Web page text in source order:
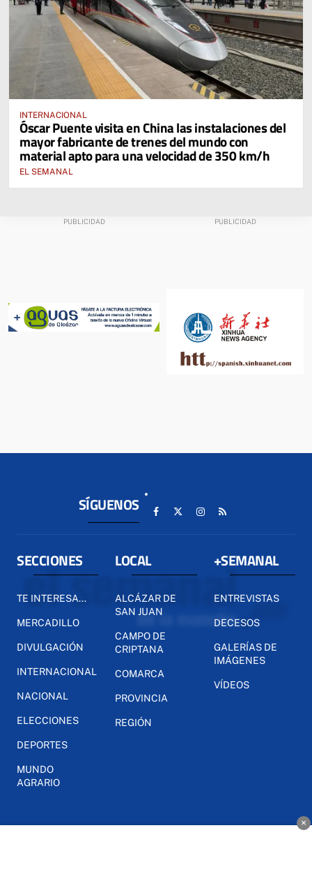
INTERNACIONAL
Óscar Puente visita en China las instalaciones del
mayor fabricante de trenes del mundo con
material apto para una velocidad de 350 km/h
EL SEMANAL
SÍGUENOS
SECCIONES
TE INTERESA...
MERCADILLO
DIVULGACIÓN
INTERNACIONAL
NACIONAL
ELECCIONES
DEPORTES
MUNDO
AGRARIO
LOCAL
ALCÁZAR DE
SAN JUAN
CAMPO DE
CRIPTANA
COMARCA
PROVINCIA
REGIÓN
+SEMANAL
ENTREVISTAS
DECESOS
GALERÍAS DE
IMÁGENES
VÍDEOS
INFO ×